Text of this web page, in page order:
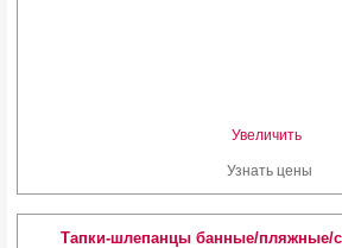
Увеличить
Узнать цены
Тапки-шлепанцы банные/пляжные/